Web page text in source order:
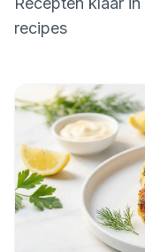
recipes